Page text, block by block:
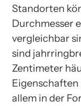
Standorten
Durchmesser
vergleichbar
sind
Zentimeter
allem in der